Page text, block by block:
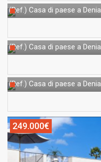
(Ref.) Casa di paese a Denia
(Ref.) Casa di paese a Denia
(Ref.) Casa di paese a Denia
249.000€